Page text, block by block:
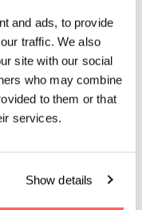
and ads, to provide
traffic. We also
site with our social
who may combine
to them or that
services.
Show details
ONS
we onze nieuwe
plaatselijke bewoners
nadenken en
menselijke